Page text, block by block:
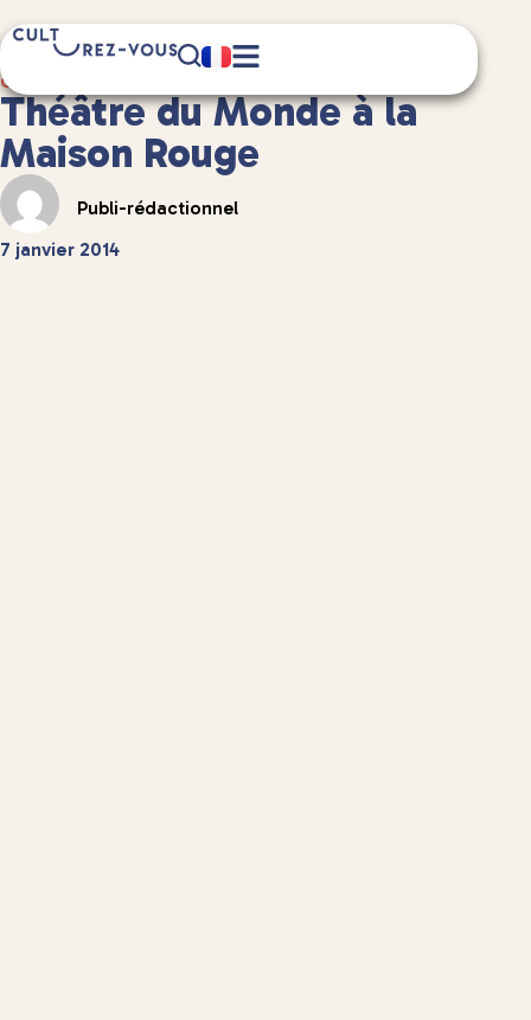
Culture
6 minute(s) de lecture
Théâtre du Monde à la
Maison Rouge
Publi-rédactionnel
7 janvier 2014